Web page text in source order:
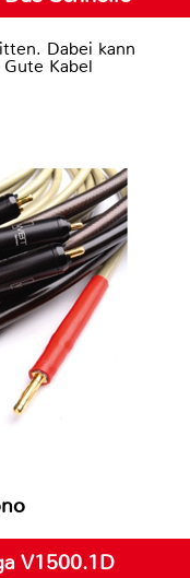
Dabei kann
Kabel
V1500.1D